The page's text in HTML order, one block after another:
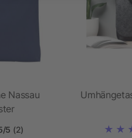
Nassau
5 (2)